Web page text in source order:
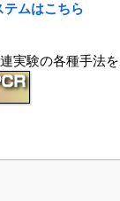
テムはこちら
実験の各種手法